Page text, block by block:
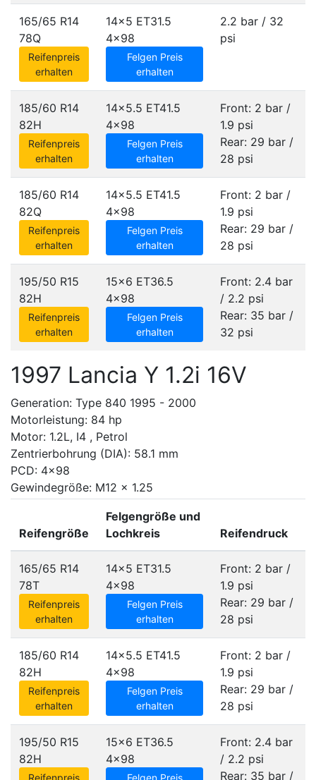
165/65 R14
78Q
Reifenpreis
erhalten
14x5 ET31.5
4x98
Felgen Preis
erhalten
2.2 bar / 32
psi
185/60 R14
82H
Reifenpreis
erhalten
14x5.5 ET41.5
4x98
Felgen Preis
erhalten
Front: 2 bar /
1.9 psi
Rear: 29 bar /
28 psi
185/60 R14
82Q
Reifenpreis
erhalten
14x5.5 ET41.5
4x98
Felgen Preis
erhalten
Front: 2 bar /
1.9 psi
Rear: 29 bar /
28 psi
195/50 R15
82H
Reifenpreis
erhalten
15x6 ET36.5
4x98
Felgen Preis
erhalten
Front: 2.4 bar
/ 2.2 psi
Rear: 35 bar /
32 psi
1997 Lancia Y 1.2i 16V
Generation: Type 840 1995 - 2000
Motorleistung: 84 hp
Motor: 1.2L, I4 , Petrol
Zentrierbohrung (DIA): 58.1 mm
PCD: 4x98
Gewindegröße: M12 x 1.25
Reifengröße
Felgengröße und
Lochkreis
Reifendruck
165/65 R14
78T
Reifenpreis
erhalten
14x5 ET31.5
4x98
Felgen Preis
erhalten
Front: 2 bar /
1.9 psi
Rear: 29 bar /
28 psi
185/60 R14
82H
Reifenpreis
erhalten
14x5.5 ET41.5
4x98
Felgen Preis
erhalten
Front: 2 bar /
1.9 psi
Rear: 29 bar /
28 psi
195/50 R15
82H
Reifenpreis
15x6 ET36.5
4x98
Felgen Preis
Front: 2.4 bar
/ 2.2 psi
Rear: 35 bar /